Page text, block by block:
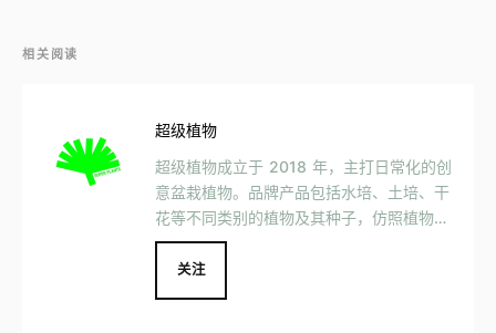
相关阅读
超级植物
超级植物成立于 2018 年，主打日常化的创
意盆栽植物。品牌产品包括水培、土培、干
花等不同类别的植物及其种子，仿照植物形
状设计的潮玩花束，以及植物养护的相关工
具。关注